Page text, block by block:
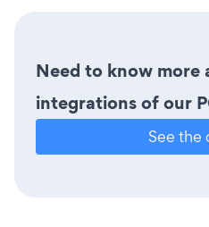
Need to know more
integrations of our
See the